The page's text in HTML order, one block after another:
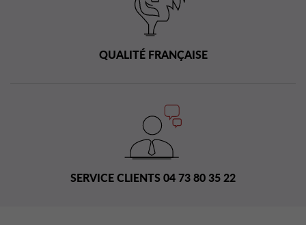
QUALITÉ FRANÇAISE
SERVICE CLIENTS 04 73 80 35 22